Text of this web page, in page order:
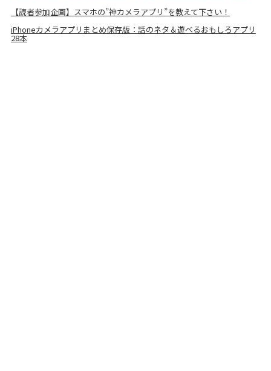
【読者参加企画】スマホの”神カメラアプリ”を教えて下さい！
iPhoneカメラアプリまとめ保存版：話のネタ＆遊べるおもしろアプリ
28本